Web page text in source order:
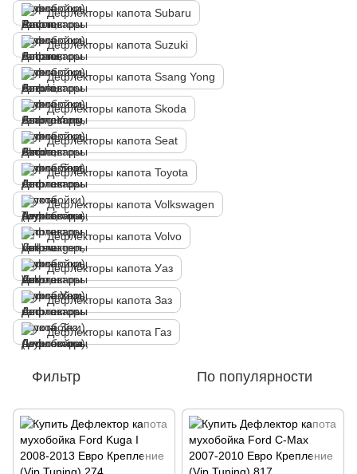
Дефлекторы капота Subaru
Дефлекторы капота Suzuki
Дефлекторы капота Ssang Yong
Дефлекторы капота Skoda
Дефлекторы капота Seat
Дефлекторы капота Toyota
Дефлекторы капота Volkswagen
Дефлекторы капота Volvo
Дефлекторы капота Уаз
Дефлекторы капота Заз
Дефлекторы капота Газ
Фильтр По популярности